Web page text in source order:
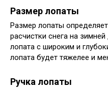
Размер лопаты
Размер лопаты
расчистки снега на
лопата с широким и
лопата будет тяжелее и
Ручка лопаты